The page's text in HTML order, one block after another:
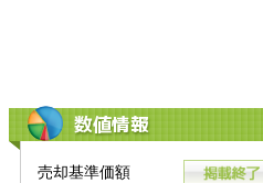
数値情報
売却基準価額